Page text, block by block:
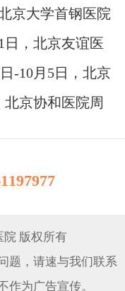
京大学首钢医院
，破解癫痫疑难
日，北京友谊医
，破解癫痫难
-10月5日，北京
诊+癫痫大额救
北京协和医院周
院 版权所有
题，请速与我们联系
作为广告宣传。